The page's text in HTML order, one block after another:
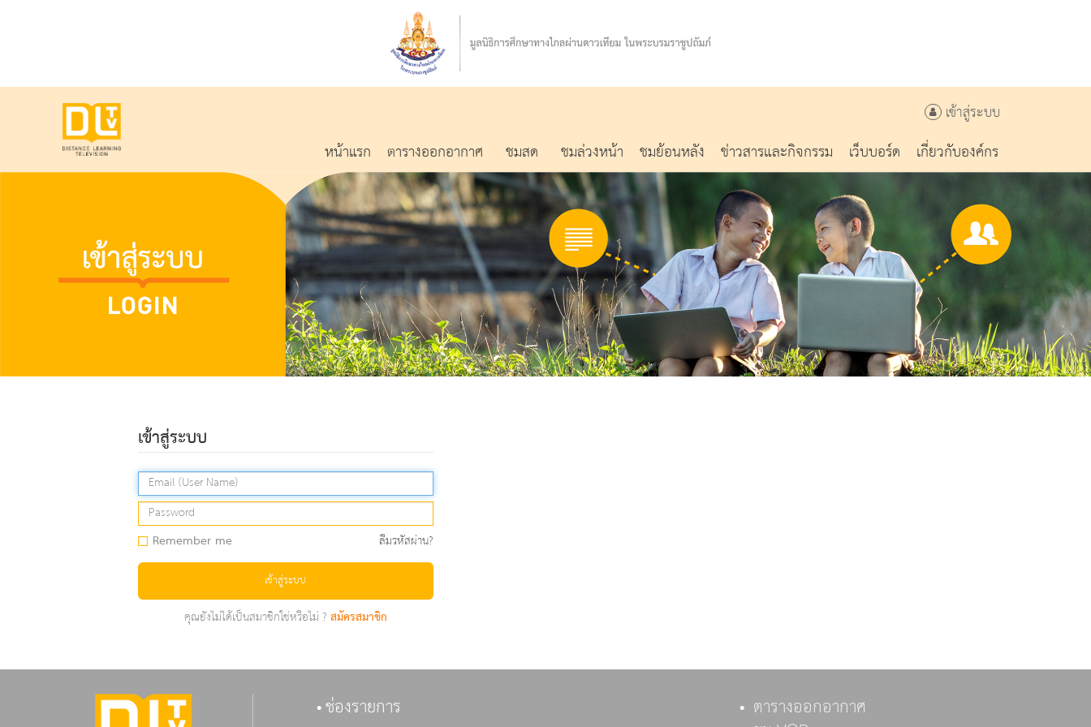
เข้าสู่ระบบ
หน้าแรก ตารางออกอากาศ ชมสด ชมล่วงหน้า ชมย้อนหลัง ข่าวสารและกิจกรรม เว็บบอร์ด เกี่ยวกับองค์กร
เข้าสู่ระบบ
Remember me ลืมรหัสผ่าน?
เข้าสู่ระบบ
คุณยังไม่ได้เป็นสมาชิกใช่หรือไม่ ?สมัครสมาชิก
ช่องรายการ ตารางออกอากาศ